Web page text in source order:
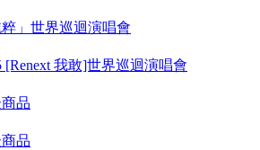
粹」世界巡迴演唱會
[Renext 我敢]世界巡迴演唱會
品
品